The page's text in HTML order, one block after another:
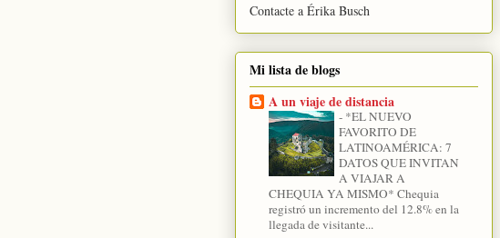
Contacte a Érika Busch
Mi lista de blogs
A un viaje de distancia
- *EL NUEVO
FAVORITO DE
LATINOAMÉRICA: 7
DATOS QUE INVITAN
A VIAJAR A
CHEQUIA YA MISMO* Chequia
registró un incremento del 12.8% en la
llegada de visitante...